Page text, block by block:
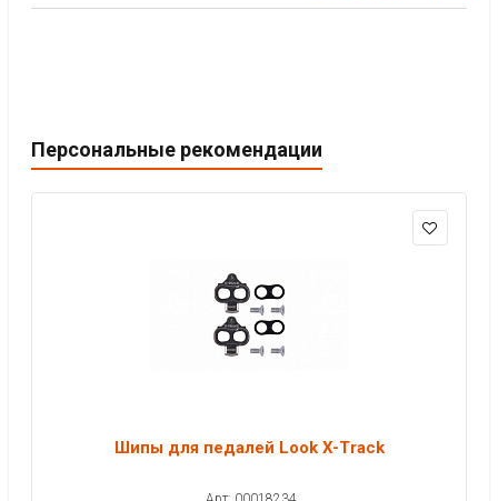
Персональные рекомендации
Шипы для педалей Look X-Track